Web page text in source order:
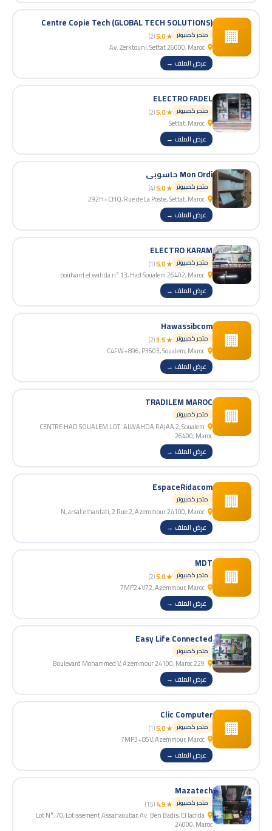
🏢
Centre Copie Tech (GLOBAL TECH SOLUTIONS)
متجر كمبيوتر ★ 5.0
(2)
عرض الملف →
ELECTRO FADEL
متجر كمبيوتر ★ 5.0
(2)
عرض الملف →
Mon Ordi حاسوبي
متجر كمبيوتر ★ 5.0
(4)
عرض الملف →
ELECTRO KARAM
متجر كمبيوتر ★ 5.0
(1)
عرض الملف →
🏢
Hawassibcom
متجر كمبيوتر ★ 3.5
(2)
عرض الملف →
🏢
TRADILEM MAROC
متجر كمبيوتر
CENTRE HAD SOUALEM LOT. ALWAHDA RAJAA 2, Soualem
26400, Maroc
عرض الملف →
🏢
EspaceRidacom
متجر كمبيوتر
عرض الملف →
🏢
MDT
متجر كمبيوتر ★ 5.0
(2)
عرض الملف →
Easy Life Connected
متجر كمبيوتر
عرض الملف →
🏢
Clic Computer
متجر كمبيوتر ★ 5.0
(1)
عرض الملف →
Mazatech
متجر كمبيوتر ★ 4.9
(15)
Lot N°, 70, Lotissement Assanaoubar, Av. Ben Badis, El Jadida
24000, Maroc